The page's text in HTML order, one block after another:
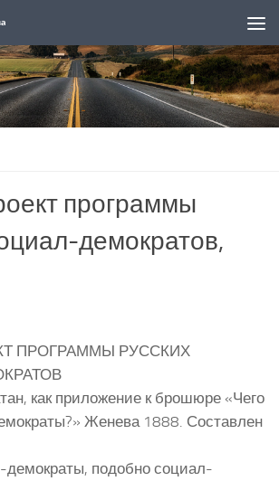
программы
демократов,
ПРОГРАММЫ РУССКИХ
как приложение к брошюре «Чего
Женева 1888. Составлен
демократы, подобно социал-